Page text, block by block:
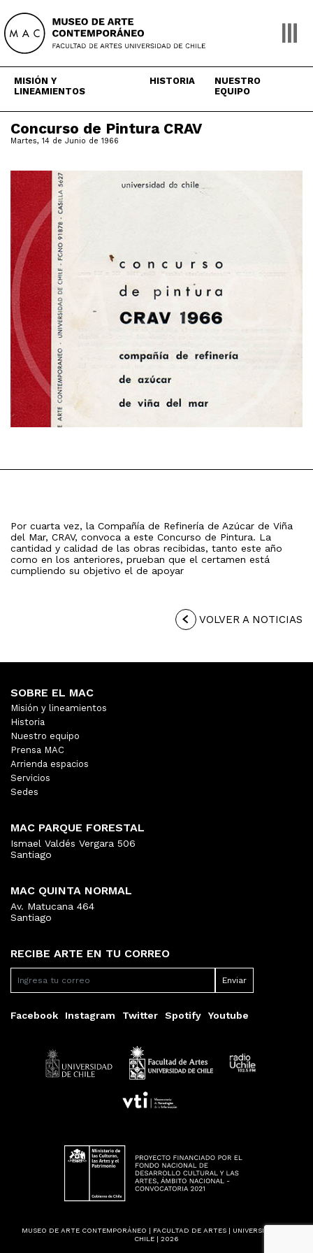
content
MISIÓN Y
LINEAMIENTOS
HISTORIA
NUESTRO
EQUIPO
Concurso de Pintura CRAV
Martes, 14 de Junio de 1966
Por cuarta vez, la Compañía de Refinería de Azúcar de Viña
del Mar, CRAV, convoca a este Concurso de Pintura. La
cantidad y calidad de las obras recibidas, tanto este año
como en los anteriores, prueban que el certamen está
cumpliendo su objetivo el de apoyar
VOLVER A NOTICIAS
RECIBE ARTE EN TU CORREO
Facebook Instagram Twitter Spotify Youtube
SOBRE EL MAC
Misión y lineamientos
Historia
Nuestro equipo
Prensa MAC
Arrienda espacios
Servicios
Sedes
MAC PARQUE FORESTAL
Ismael Valdés Vergara 506
Santiago
MAC QUINTA NORMAL
Av. Matucana 464
Santiago
MUSEO DE ARTE CONTEMPORÁNEO | FACULTAD DE ARTES | UNIVERSIDAD DE
CHILE | 2026